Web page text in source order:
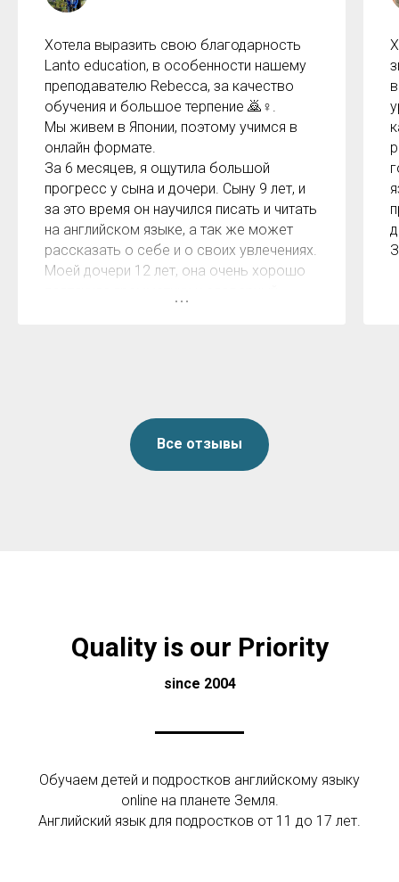
Хотела выразить свою благодарность
Lanto education, в особенности нашему
преподавателю Rebecca, за качество
обучения и большое терпение 🙇♀️.
Мы живем в Японии, поэтому учимся в
онлайн формате.
За 6 месяцев, я ощутила большой
прогресс у сына и дочери. Сыну 9 лет, и
за это время он научился писать и читать
на английском языке, а так же может
рассказать о себе и о своих увлечениях.
Моей дочери 12 лет, она очень хорошо
и Эрики, Kanai family! ☺️
Все отзывы
Quality is our Priority
since 2004
Обучаем детей и подростков английскому языку
online на планете Земля.
Английский язык для подростков от 11 до 17 лет.